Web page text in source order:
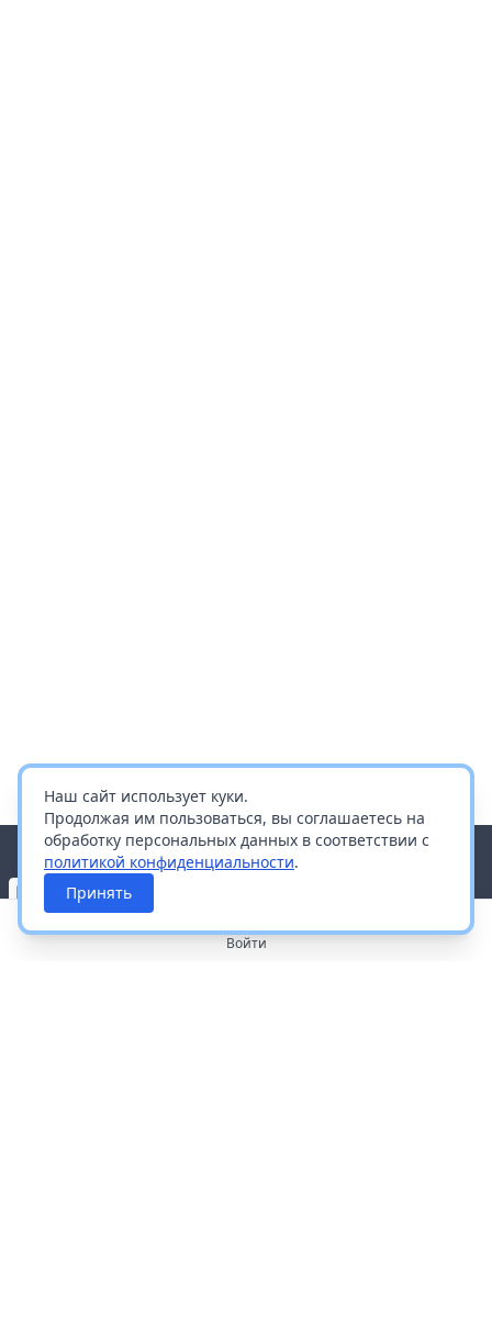
Наш сайт использует куки.
Продолжая им пользоваться, вы соглашаетесь на
обработку персональных данных в соответствии с
политикой конфиденциальности.
Принять
Войти